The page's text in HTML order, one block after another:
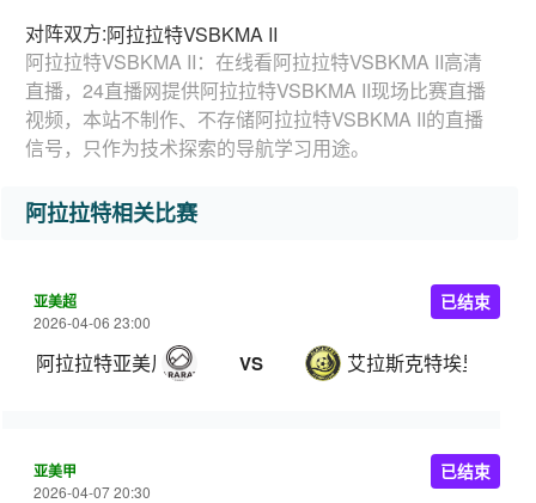
对阵双方:阿拉拉特VSBKMA II
阿拉拉特VSBKMA II：在线看阿拉拉特VSBKMA II高清
直播，24直播网提供阿拉拉特VSBKMA II现场比赛直播
视频，本站不制作、不存储阿拉拉特VSBKMA II的直播
信号，只作为技术探索的导航学习用途。
阿拉拉特相关比赛
亚美超
2026-04-06 23:00
阿拉拉特亚美尼亚 VS 艾拉斯克特埃里温
已结束
亚美甲
2026-04-07 20:30
已结束